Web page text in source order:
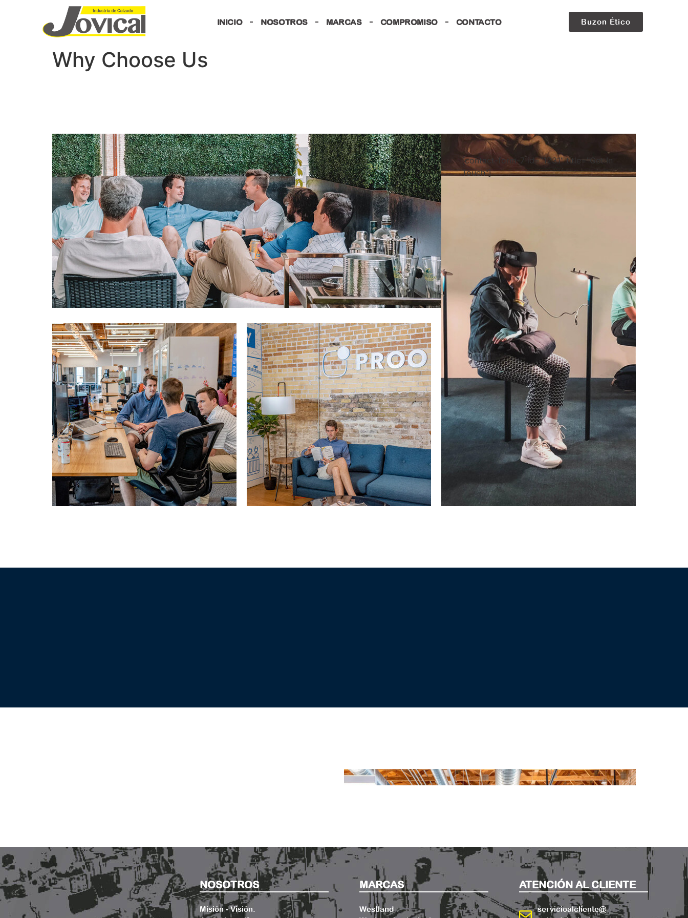
INICIO NOSOTROS MARCAS COMPROMISO CONTACTO Buzon Ético
Why Choose Us
[contact-form-7 id="1231" title="Get In
Touch"]
NOSOTROS
Misión - Visión.
MARCAS
Westland
ATENCIÓN AL CLIENTE
servicioalcliente@